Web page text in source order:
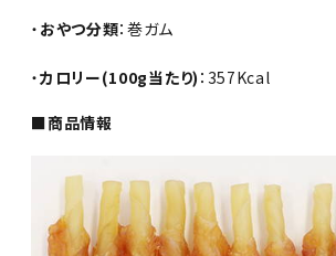
・ おやつ分類：巻ガム
・カロリー(100g当たり) ：357Kcal
■商品情報